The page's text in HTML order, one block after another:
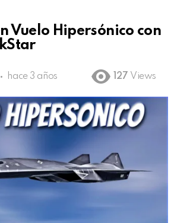
Vuelo Hipersónico con
hace 3 años 127 Views